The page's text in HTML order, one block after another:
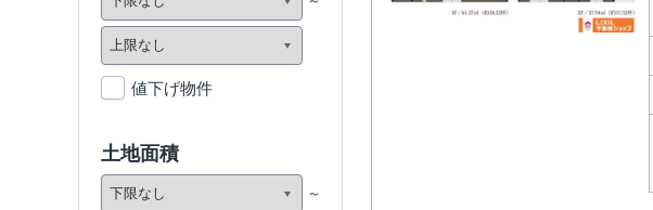
値下げ物件
土地面積